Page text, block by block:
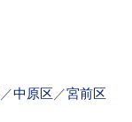
／中原区 ／宮前区